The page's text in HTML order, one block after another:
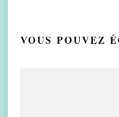
VOUS POUVEZ